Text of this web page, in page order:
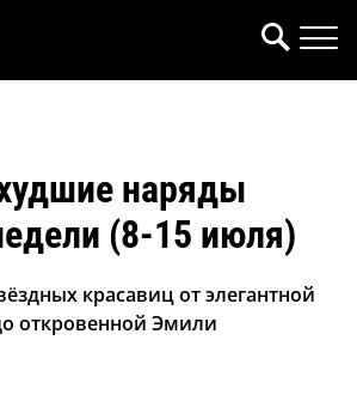
наряды
(8-15 июля)
красавиц от элегантной
откровенной Эмили